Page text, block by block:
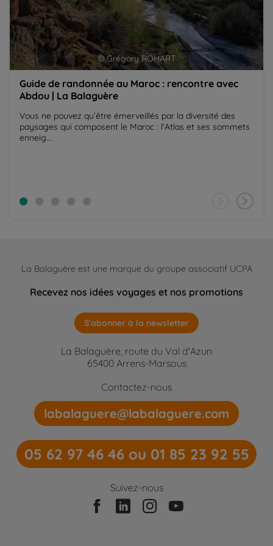
© Grégory ROHART
Guide de randonnée au Maroc : rencontre avec
Abdou | La Balaguère
Vous ne pouvez qu’être émerveillés par la diversité des
paysages qui composent le Maroc : l'Atlas et ses sommets
enneig...
La Balaguère est une marque du groupe associatif UCPA
Recevez nos idées voyages et nos promotions
S'abonner à la newsletter
La Balaguère, route du Val d'Azun
65400 Arrens-Marsous
Contactez-nous
labalaguere@labalaguere.com
05 62 97 46 46 ou 01 85 23 92 55
Suivez-nous